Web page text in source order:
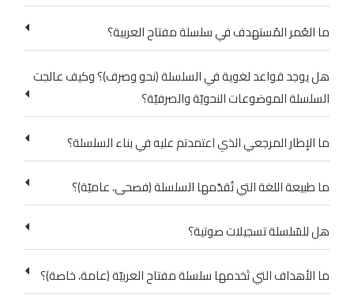
ما العُمر المُستهدف في سلسلة مفتاح العربية؟
هل يوجد قواعد لغوية في السلسلة (نحو وصرف)؟ وكيف عالجت
السلسلة الموضوعات النحويّة والصرفيّة؟
ما الإطار المرجعي الذي اعتمدتم عليه في بناء السلسلة؟
ما طبيعة اللغة التي تُقدّمها السلسلة (فصحى، عاميّة)؟
هل للسّلسلة تسجيلات صوتية؟
ما الأهداف التي تَخدمها سلسلة مفتاح العربيّة (عامة، خاصة)؟